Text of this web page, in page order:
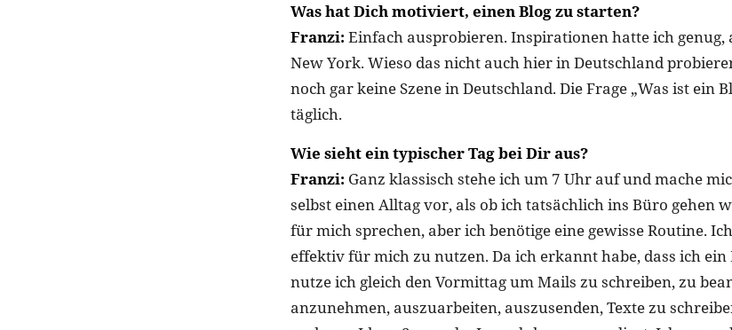
Was hat Dich motiviert, einen Blog zu starten?
Franzi: Einfach ausprobieren. Inspirationen hatte ich genug,
New York. Wieso das nicht auch hier in Deutschland
noch gar keine Szene in Deutschland. Die Frage „Was ist ein
täglich.
Wie sieht ein typischer Tag bei Dir aus?
Franzi: Ganz klassisch stehe ich um 7 Uhr auf und mache
selbst einen Alltag vor, als ob ich tatsächlich ins Büro gehen
für mich sprechen, aber ich benötige eine gewisse Routine.
effektiv für mich zu nutzen. Da ich erkannt habe, dass ich
nutze ich gleich den Vormittag um Mails zu schreiben, zu
anzunehmen, auszuarbeiten, auszusenden, Texte zu